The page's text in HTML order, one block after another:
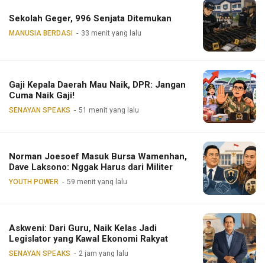
Sekolah Geger, 996 Senjata Ditemukan
MANUSIA BERDASI 33 menit yang lalu
Gaji Kepala Daerah Mau Naik, DPR: Jangan
Cuma Naik Gaji!
SENAYAN SPEAKS 51 menit yang lalu
Norman Joesoef Masuk Bursa Wamenhan,
Dave Laksono: Nggak Harus dari Militer
YOUTH POWER 59 menit yang lalu
Askweni: Dari Guru, Naik Kelas Jadi
Legislator yang Kawal Ekonomi Rakyat
SENAYAN SPEAKS 2 jam yang lalu